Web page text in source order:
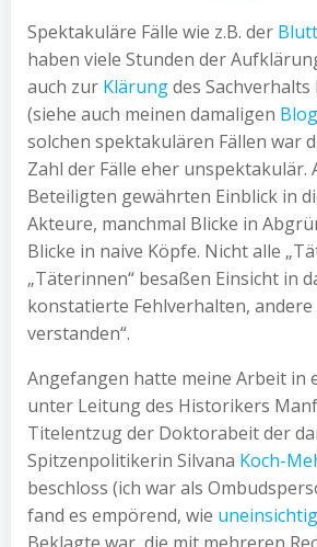
Spektakuläre Fälle wie z.B. der
haben viele Stunden der
auch zur Klärungdes
(siehe auch meinen damaligen
solchen spektakulären Fällen war
Zahl der Fälle eher
Beteiligten gewährten Einblick in
Akteure, manchmal Blicke in
Blicke in naive Köpfe. Nicht alle
„Täterinnen“ besaßen Einsicht in
konstatierte Fehlverhalten, andere
verstanden“.
Angefangen hatte meine Arbeit in
unter Leitung des Historikers
Titelentzug der Doktorabeit der
Spitzenpolitikerin Silvana Koch-
beschloss (ich war als
fand es empörend, wie uneinsichtig